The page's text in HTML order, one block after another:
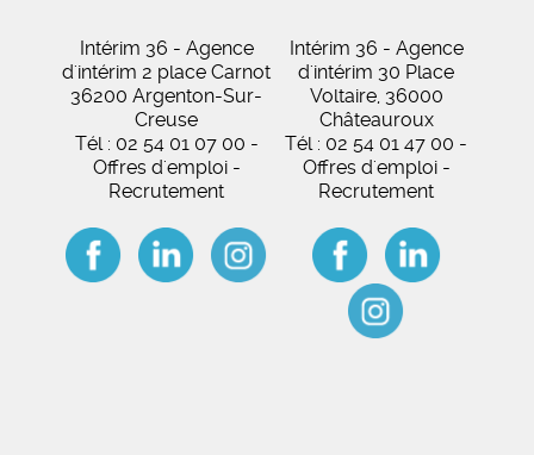
Intérim 36 - Agence
d'intérim 2 place Carnot
36200 Argenton-Sur-
Creuse
Tél : 02 54 01 07 00 -
Offres d'emploi -
Recrutement
Intérim 36 - Agence
d'intérim 30 Place
Voltaire, 36000
Châteauroux
Tél : 02 54 01 47 00 -
Offres d'emploi -
Recrutement